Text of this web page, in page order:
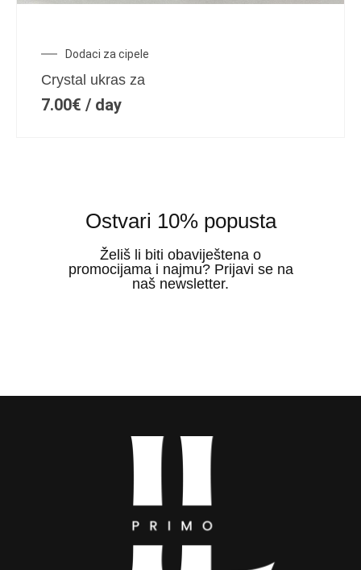
Dodaci za cipele
Crystal ukras za
7.00€ / day
Ostvari 10% popusta
Želiš li biti obaviještena o
promocijama i najmu? Prijavi se na
naš newsletter.